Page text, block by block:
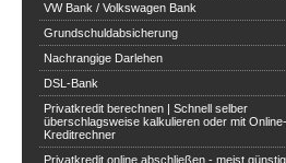
VW Bank / Volkswagen Bank
Grundschuldabsicherung
Nachrangige Darlehen
DSL-Bank
Privatkredit berechnen | Schnell selber
überschlagsweise kalkulieren oder mit Online-
Kreditrechner
Privatkredit online abschließen - meist